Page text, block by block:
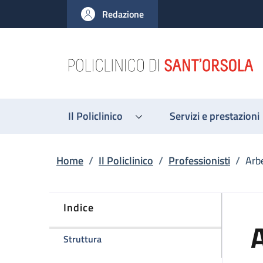
al contenuto principale
to footer content
Redazione
Il Policlinico Servizi e prestazioni
Briciole di pane
Home / Il Policlinico / Professionisti /
Indice
Strutturadella pagina Arber Golemi